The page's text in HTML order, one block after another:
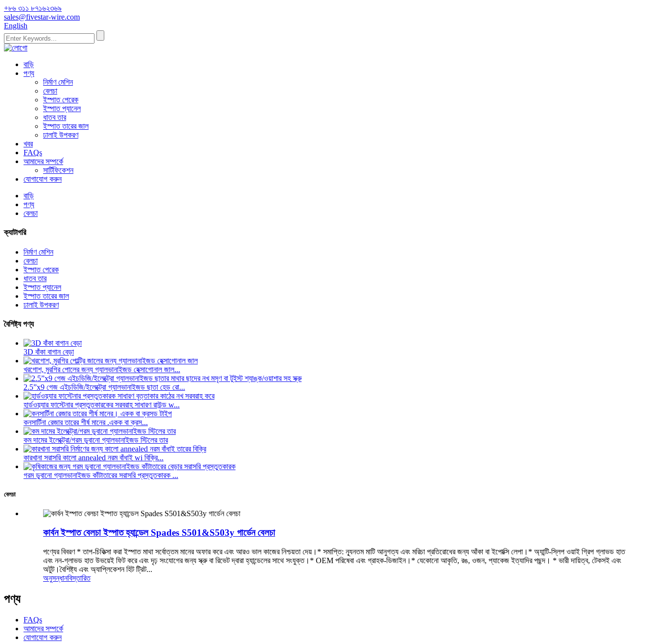
+৮৬ ৩১১ ৮৭১৬২৩৬৯
sales@fivestar-wire.com
English
বাড়ি
পণ্য
নির্মাণ মেশিন
বেলচা
ইস্পাত পেরেক
ইস্পাত প্যানেল
ধাতব তার
ইস্পাত তারের জাল
ঢালাই উপকরণ
খবর
FAQs
আমাদের সম্পর্কে
সার্টিফিকেশন
যোগাযোগ করুন
বাড়ি
পণ্য
বেলচা
ক্যাটাগরি
নির্মাণ মেশিন
বেলচা
ইস্পাত পেরেক
ধাতব তার
ইস্পাত প্যানেল
ইস্পাত তারের জাল
ঢালাই উপকরণ
বৈশিষ্ট্য পণ্য
3D বাঁকা বাগান বেড়া
খরগোশ, মুরগির পোলের জন্য গ্যালভানাইজড হেক্সাগোনাল জাল...
2.5”x9 গেজ এইচডিজি/ইলেক্ট্রো গ্যালভানাইজড ছাতা হেড রো...
হার্ডওয়্যার ফাস্টেনার প্রস্তুতকারকের সরবরাহ সাধারণ রাউন্ড w...
কনসার্টিনা রেজার তারের শীর্ষ মানের .একক বা ক্রস...
কম দামের ইলেক্ট্রো/গরম ডুবানো গ্যালভানাইজড স্টিলের তার
কারখানা সরাসরি কালো annealed নরম বাঁধাই wi বিক্রি...
গরম ডুবানো গ্যালভানাইজড কাঁটাতারের সরাসরি প্রস্তুতকারক ...
বেলচা
কার্বন ইস্পাত বেলচা ইস্পাত হ্যান্ডেল Spades S501&S503y গার্ডেন বেলচা
পণ্যের বিবরণ * তাপ-চিকিত্সা করা ইস্পাত মাথা সর্বোত্তম মানের অফার করে এবং আরও ভাল কাজের নিশ্চয়তা দেয়।* সমাপ্তি: ন্যূনতম মাটি আনুগত্য এবং মরিচা প্রতিরোধের জন্য আঁকা বা ইপোক্সি লেপা।* অ্যান্টি-স্লিপ ওয়াই গ্রিপ গ্লাভড হাত
এবং নন-গ্লাভড হাত উভয়েই ফিট করে এবং দৃঢ় সংযোগের জন্য স্ক্রু বা রিভেট দ্বারা হ্যান্ডেলের সাথে সংযুক্ত।* OEM পরিষেবা এবং গ্রাহক-ডিজাইন।* যেকোনো আকৃতি, রঙ, ওজন, প্যাকেজ ইত্যাদির পছন্দ। * ভারী দায়িত্ব, টেকসই এবং
অটুট।বৈশিষ্ট্য এবং অ্যাপ্লিকেশন হিট ট্রিট...
অনুসন্ধানবিস্তারিত
পণ্য
FAQs
আমাদের সম্পর্কে
যোগাযোগ করুন